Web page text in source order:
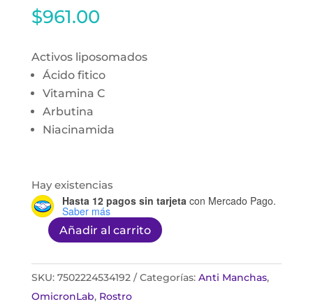
$961.00
Activos liposomados
Ácido fitico
Vitamina C
Arbutina
Niacinamida
Hay existencias
Hasta 12 pagos sin tarjeta con Mercado Pago.
Saber más
Clareskin
facial
aclarante
Añadir al carrito
SKU: 7502224534192 Categorías: Anti Manchas,
OmicronLab, Rostro